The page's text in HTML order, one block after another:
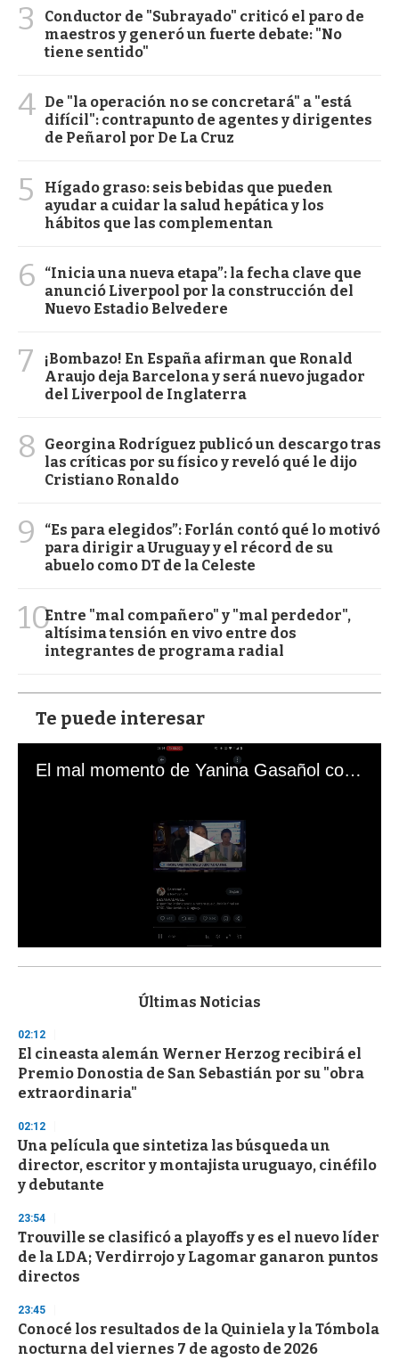
3
Conductor de "Subrayado" criticó el paro de
maestros y generó un fuerte debate: "No
tiene sentido"
4 De "la operación no se concretará" a "está
difícil": contrapunto de agentes y dirigentes
de Peñarol por De La Cruz
5
Hígado graso: seis bebidas que pueden
ayudar a cuidar la salud hepática y los
hábitos que las complementan
6
“Inicia una nueva etapa”: la fecha clave que
anunció Liverpool por la construcción del
Nuevo Estadio Belvedere
7
¡Bombazo! En España afirman que Ronald
Araujo deja Barcelona y será nuevo jugador
del Liverpool de Inglaterra
8
Georgina Rodríguez publicó un descargo tras
las críticas por su físico y reveló qué le dijo
Cristiano Ronaldo
9
“Es para elegidos”: Forlán contó qué lo motivó
para dirigir a Uruguay y el récord de su
abuelo como DT de la Celeste
10Entre "mal compañero" y "mal perdedor",
altísima tensión en vivo entre dos
integrantes de programa radial
Te puede interesar
El mal momento de Yanina Gasañol con un hincha argentino en "Subrayado"
s
d
s
o
f
3
s
e
c
o
n
d
Últimas Noticias
02:12
El cineasta alemán Werner Herzog recibirá el
Premio Donostia de San Sebastián por su "obra
extraordinaria"
02:12
Una película que sintetiza las búsqueda un
director, escritor y montajista uruguayo, cinéfilo
y debutante
23:54
Trouville se clasificó a playoffs y es el nuevo líder
de la LDA; Verdirrojo y Lagomar ganaron puntos
directos
23:45
Conocé los resultados de la Quiniela y la Tómbola
nocturna del viernes 7 de agosto de 2026